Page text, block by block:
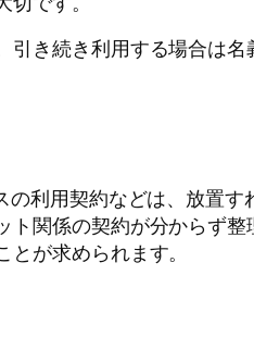
き続き利用する場合は名
利用契約などは、放置す
関係の契約が分からず整
が求められます。